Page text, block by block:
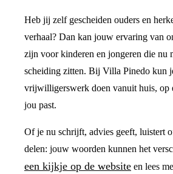
Heb jij zelf gescheiden ouders en
verhaal? Dan kan jouw ervaring van
zijn voor kinderen en jongeren die nu
scheiding zitten. Bij Villa Pinedo kun
vrijwilligerswerk doen vanuit huis, op
jou past.
Of je nu schrijft, advies geeft, luistert
delen: jouw woorden kunnen het
een kijkje op de website en lees